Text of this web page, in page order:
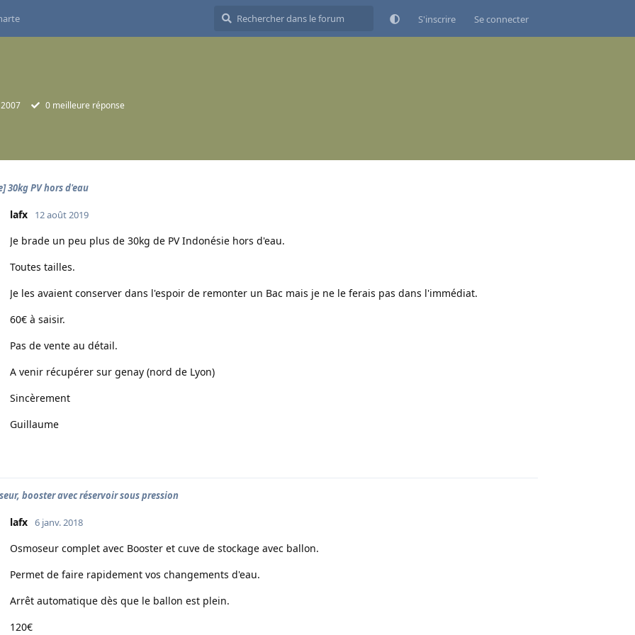
S'inscrire Se connecter
0 meilleure réponse
30kg PV hors d'eau
lafx 12 août 2019
Je brade un peu plus de 30kg de PV Indonésie hors d'eau.
Toutes tailles.
Je les avaient conserver dans l'espoir de remonter un Bac mais je ne le ferais pas dans l'immédiat.
60€ à saisir.
Pas de vente au détail.
A venir récupérer sur genay (nord de Lyon)
Sincèrement
Guillaume
booster avec réservoir sous pression
lafx 6 janv. 2018
Osmoseur complet avec Booster et cuve de stockage avec ballon.
Permet de faire rapidement vos changements d'eau.
Arrêt automatique dès que le ballon est plein.
120€